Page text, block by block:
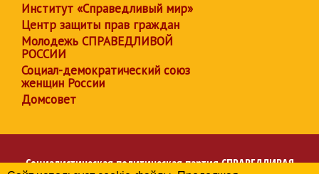
Институт «Справедливый мир»
Центр защиты прав граждан
Молодежь СПРАВЕДЛИВОЙ
РОССИИ
Социал-демократический союз
женщин России
Домсовет
Социалистическая политическая партияСПРАВЕДЛИВАЯ